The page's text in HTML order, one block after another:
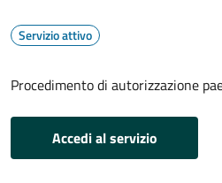
Servizio attivo
Procedimento di autorizzazione
Accedi al servizio